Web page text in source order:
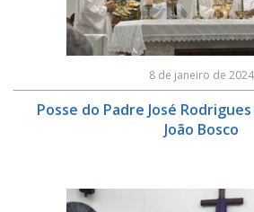
8 de janeiro de 2024
Posse do Padre José
João Bosco